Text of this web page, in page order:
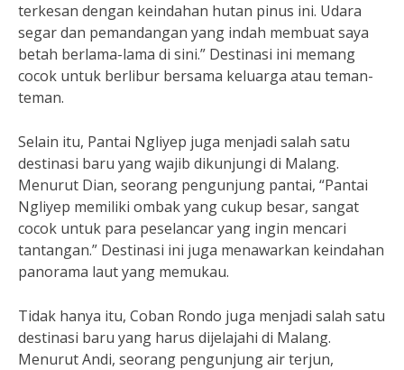
terkesan dengan keindahan hutan pinus ini. Udara
segar dan pemandangan yang indah membuat saya
betah berlama-lama di sini.” Destinasi ini memang
cocok untuk berlibur bersama keluarga atau teman-
teman.
Selain itu, Pantai Ngliyep juga menjadi salah satu
destinasi baru yang wajib dikunjungi di Malang.
Menurut Dian, seorang pengunjung pantai, “Pantai
Ngliyep memiliki ombak yang cukup besar, sangat
cocok untuk para peselancar yang ingin mencari
tantangan.” Destinasi ini juga menawarkan keindahan
panorama laut yang memukau.
Tidak hanya itu, Coban Rondo juga menjadi salah satu
destinasi baru yang harus dijelajahi di Malang.
Menurut Andi, seorang pengunjung air terjun,